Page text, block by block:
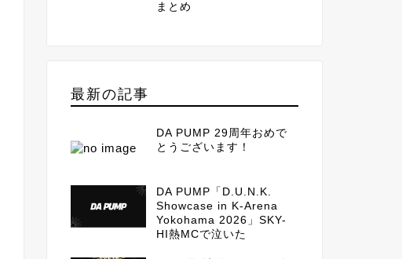
まとめ
最新の記事
DA PUMP 29周年おめで
とうございます！
DA PUMP「D.U.N.K.
Showcase in K-Arena
Yokohama 2026」SKY-
HI熱MCで泣いた